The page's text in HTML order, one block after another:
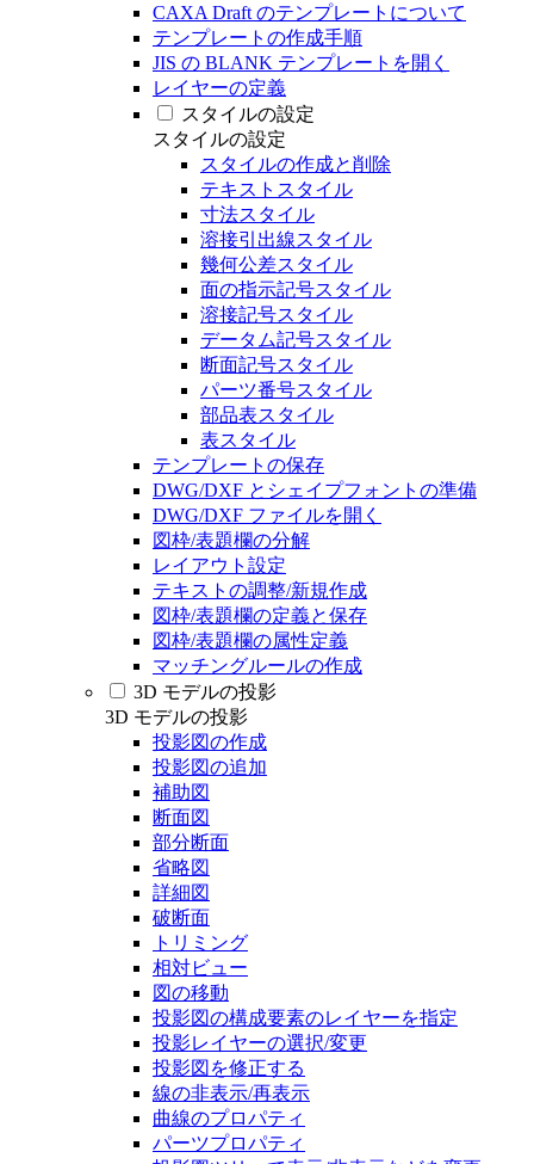
CAXA Draft のテンプレートについて
テンプレートの作成手順
JIS の BLANK テンプレートを開く
レイヤーの定義
スタイルの設定
スタイルの設定
スタイルの作成と削除
テキストスタイル
寸法スタイル
溶接引出線スタイル
幾何公差スタイル
面の指示記号スタイル
溶接記号スタイル
データム記号スタイル
断面記号スタイル
パーツ番号スタイル
部品表スタイル
表スタイル
テンプレートの保存
DWG/DXF とシェイプフォントの準備
DWG/DXF ファイルを開く
図枠/表題欄の分解
レイアウト設定
テキストの調整/新規作成
図枠/表題欄の定義と保存
図枠/表題欄の属性定義
マッチングルールの作成
3D モデルの投影
3D モデルの投影
投影図の作成
投影図の追加
補助図
断面図
部分断面
省略図
詳細図
破断面
トリミング
相対ビュー
図の移動
投影図の構成要素のレイヤーを指定
投影レイヤーの選択/変更
投影図を修正する
線の非表示/再表示
曲線のプロパティ
パーツプロパティ